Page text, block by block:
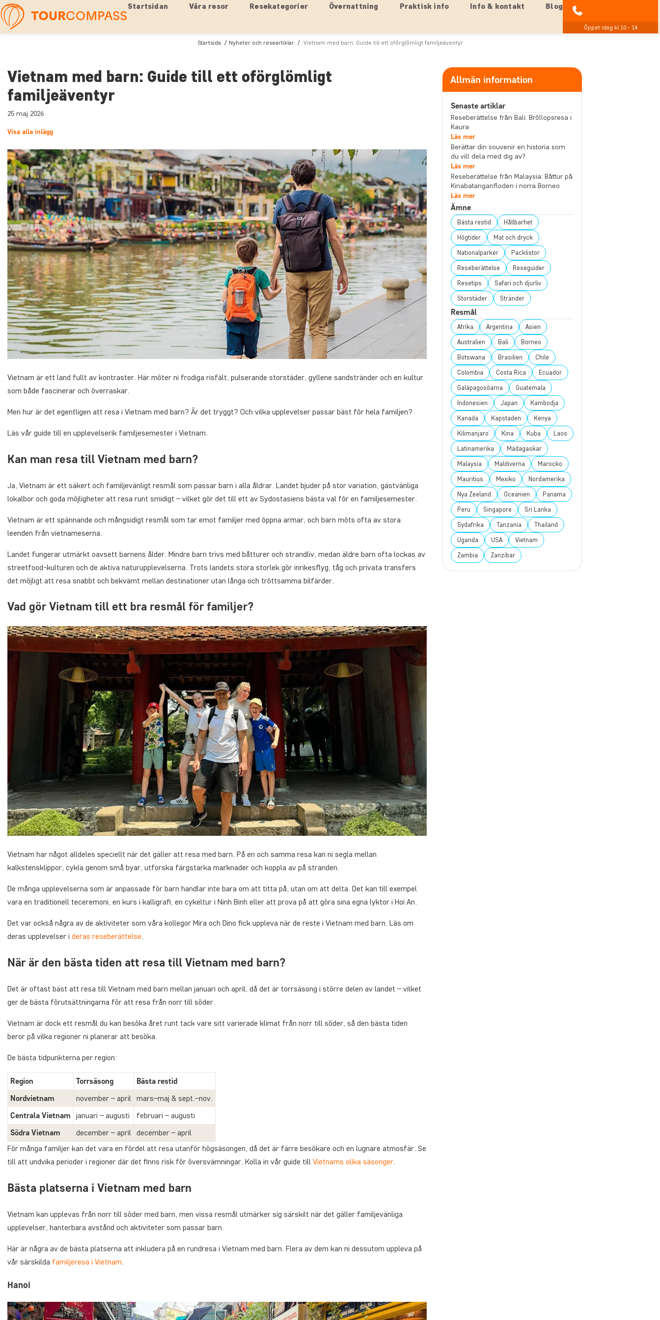
Startsidan Våra resor Resekategorier Övernattning Praktisk info Info & kontakt Blog
Öppet idag kl 10 - 14
Startsida Nyheter och researtiklar Vietnam med barn: Guide till ett oförglömligt familjeäventyr
Vietnam med barn: Guide till ett oförglömligt
familjeäventyr
25 maj 2026
Visa alla inlägg
Vietnam är ett land fullt av kontraster. Här möter ni frodiga risfält, pulserande storstäder, gyllene sandstränder och en kultur
som både fascinerar och överraskar.
Men hur är det egentligen att resa i Vietnam med barn? Är det tryggt? Och vilka upplevelser passar bäst för hela familjen?
Läs vår guide till en upplevelserik familjesemester i Vietnam.
Kan man resa till Vietnam med barn?
Ja, Vietnam är ett säkert och familjevänligt resmål som passar barn i alla åldrar. Landet bjuder på stor variation, gästvänliga
lokalbor och goda möjligheter att resa runt smidigt – vilket gör det till ett av Sydostasiens bästa val för en familjesemester.
Vietnam är ett spännande och mångsidigt resmål som tar emot familjer med öppna armar, och barn möts ofta av stora
leenden från vietnameserna.
Landet fungerar utmärkt oavsett barnens ålder. Mindre barn trivs med båtturer och strandliv, medan äldre barn ofta lockas av
streetfood-kulturen och de aktiva naturupplevelserna. Trots landets stora storlek gör inrikesflyg, tåg och privata transfers
det möjligt att resa snabbt och bekvämt mellan destinationer utan långa och tröttsamma bilfärder.
Vad gör Vietnam till ett bra resmål för familjer?
Vietnam har något alldeles speciellt när det gäller att resa med barn. På en och samma resa kan ni segla mellan
kalkstensklippor, cykla genom små byar, utforska färgstarka marknader och koppla av på stranden.
De många upplevelserna som är anpassade för barn handlar inte bara om att titta på, utan om att delta. Det kan till exempel
vara en traditionell teceremoni, en kurs i kalligrafi, en cykeltur i Ninh Binh eller att prova på att göra sina egna lyktor i Hoi An.
Det var också några av de aktiviteter som våra kollegor Mira och Dino fick uppleva när de reste i Vietnam med barn. Läs om
deras upplevelser i deras reseberättelse.
När är den bästa tiden att resa till Vietnam med barn?
Det är oftast bäst att resa till Vietnam med barn mellan januari och april, då det är torrsäsong i större delen av landet – vilket
ger de bästa förutsättningarna för att resa från norr till söder.
Vietnam är dock ett resmål du kan besöka året runt tack vare sitt varierade klimat från norr till söder, så den bästa tiden
beror på vilka regioner ni planerar att besöka.
De bästa tidpunkterna per region:
Region Torrsäsong
Bästa restid
Nordvietnam
november – april mars–maj & sept.–nov.
Centrala Vietnam
januari – augusti
februari – augusti
Södra Vietnam
december – april december – april
För många familjer kan det vara en fördel att resa utanför högsäsongen, då det är färre besökare och en lugnare atmosfär. Se
till att undvika perioder i regioner där det finns risk för översvämningar. Kolla in vår guide till Vietnams olika säsonger.
Bästa platserna i Vietnam med barn
Vietnam kan upplevas från norr till söder med barn, men vissa resmål utmärker sig särskilt när det gäller familjevänliga
upplevelser, hanterbara avstånd och aktiviteter som passar barn.
Här är några av de bästa platserna att inkludera på en rundresa i Vietnam med barn. Flera av dem kan ni dessutom uppleva på
vår särskilda familjeresa i Vietnam
Hanoi
Allmän information
Senaste artiklar
Reseberättelse från Bali: Bröllopsresa i
Kaura
Läs mer
Berättar din souvenir en historia som
du vill dela med dig av?
Läs mer
Reseberättelse från Malaysia: Båttur på
Kinabatanganfloden i norra Borneo
Läs mer
Ämne
Bästa restid Hållbarhet
Högtider Mat och dryck
Nationalparker Packlistor
Reseberättelse Reseguider
Resetips Safari och djurliv
Storstäder Stränder
Resmål
Afrika Argentina Asien
Australien Bali Borneo
Botswana Brasilien Chile
Colombia Costa Rica Ecuador
Galápagosöarna Guatemala
Indonesien Japan Kambodja
Kanada Kapstaden Kenya
Kilimanjaro Kina Kuba Laos
Latinamerika Madagaskar
Malaysia Maldiverna Marocko
Mauritius Mexiko Nordamerika
Nya Zeeland Oceanien Panama
Peru Singapore Sri Lanka
Sydafrika Tanzania Thailand
Uganda USA Vietnam
Zambia Zanzibar